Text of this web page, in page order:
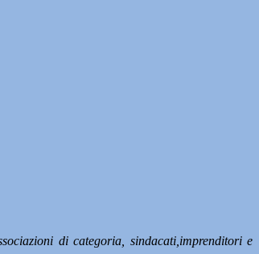
di categoria, sindacati,imprenditori e